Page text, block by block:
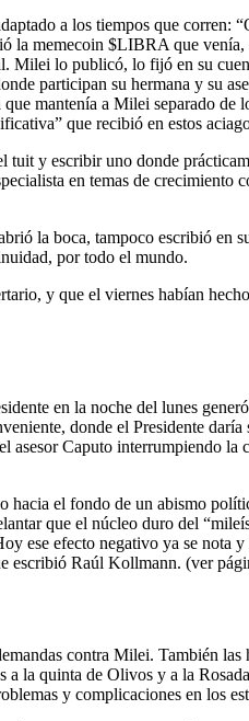
a los tiempos que
memecoin $LIBRA que
Milei lo publicó, lo fijó en su
participan su hermana y su
mantenía a Milei separado
que recibió en estos
y escribir uno donde
en temas de
la boca, tampoco escribió en
por todo el mundo.
y que el viernes habían
en la noche del lunes
donde el Presidente
Caputo interrumpiendo
hacia el fondo de un abismo
que el núcleo duro del
ese efecto negativo ya se
escribió Raúl Kollmann. (ver
contra Milei. También
a la quinta de Olivos y a la
y complicaciones en los